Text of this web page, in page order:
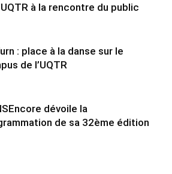
à la rencontre du public
: place à la danse sur le
de l’UQTR
dévoile la
de sa 32ème édition